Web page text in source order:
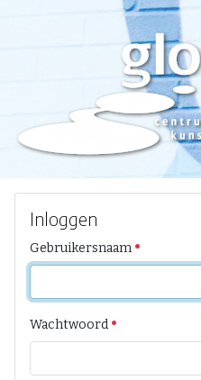
Inloggen
Gebruikersnaam
Wachtwoord